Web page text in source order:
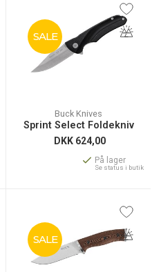
SALE
Buck Knives
Sprint Select Foldekniv
DKK 624,00
På lager
Se status i butik
SALE